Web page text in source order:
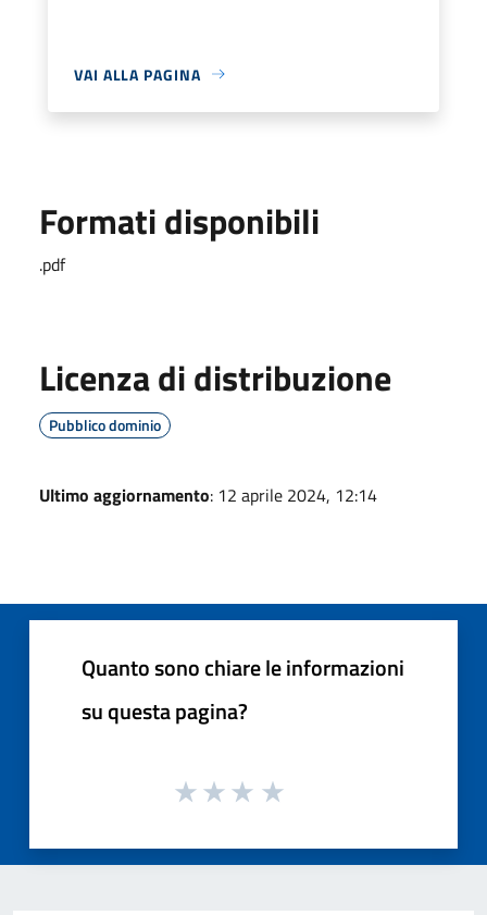
VAI ALLA PAGINA
Formati disponibili
.pdf
Licenza di distribuzione
Pubblico dominio
Ultimo aggiornamento: 12 aprile 2024, 12:14
Quanto sono chiare le informazioni
su questa pagina?